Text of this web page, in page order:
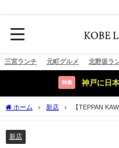
三宮ランチ 元町グルメ 北野坂ラ
特集 神戸に日
ホーム 新店
【TEPPAN
新店